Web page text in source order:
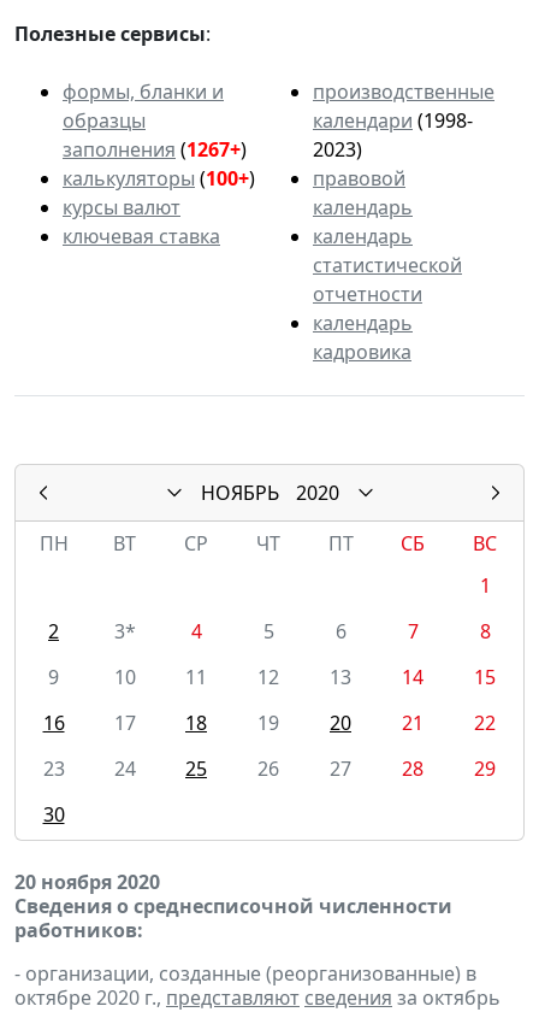
Полезные сервисы:
формы, бланки и
образцы
заполнения (1267+)
калькуляторы (100+)
курсы валют
ключевая ставка
производственные
календари (1998-
2023)
правовой
календарь
календарь
статистической
отчетности
календарь
кадровика
НОЯБРЬ
2020
ПН
ВТ СР ЧТ ПТ СБ
ВС
1
2
3* 4 5 6 7
8
9
10 11 12 13 14
15
16
17 18 19 20 21
22
23
24 25 26 27 28
29
30
20 ноября 2020
Сведения о среднесписочной численности
работников:
- организации, созданные (реорганизованные) в
октябре 2020 г., представляют сведения за октябрь